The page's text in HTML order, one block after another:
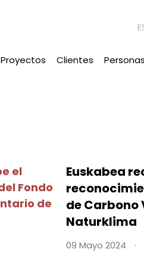
Proyectos Clientes Personas
Euskabea
de Carbono
Naturklima
09 Mayo 2024